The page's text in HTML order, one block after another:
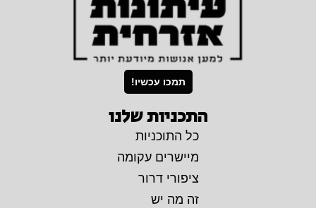
תמכו עכשיו!
התכניות שלנו
כל התוכניות
מיישרים עקומה
ציפורי דרור
זה מה יש